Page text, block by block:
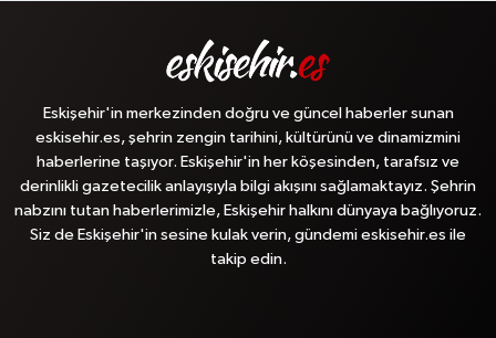
Eskişehir'in merkezinden doğru ve güncel haberler sunan
eskisehir.es, şehrin zengin tarihini, kültürünü ve dinamizmini
haberlerine taşıyor. Eskişehir'in her köşesinden, tarafsız ve
derinlikli gazetecilik anlayışıyla bilgi akışını sağlamaktayız. Şehrin
nabzını tutan haberlerimizle, Eskişehir halkını dünyaya bağlıyoruz.
Siz de Eskişehir'in sesine kulak verin, gündemi eskisehir.es ile
takip edin.